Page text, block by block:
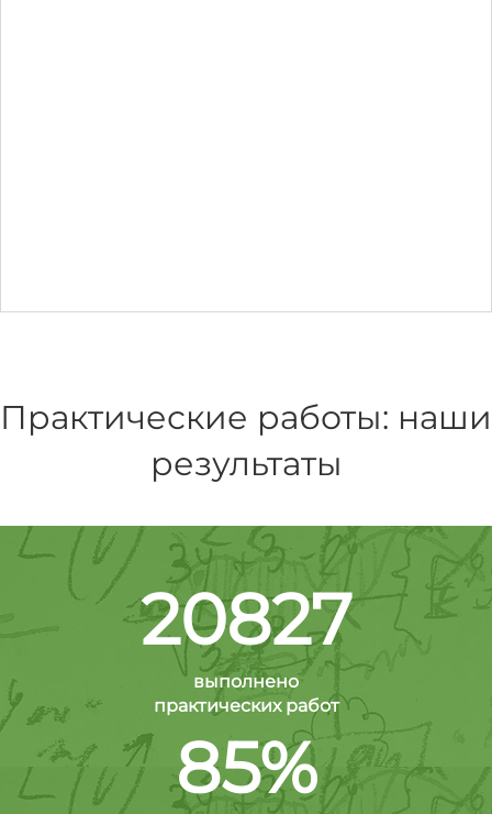
Практические работы: наши
результаты
20827
выполнено
практических работ
85%